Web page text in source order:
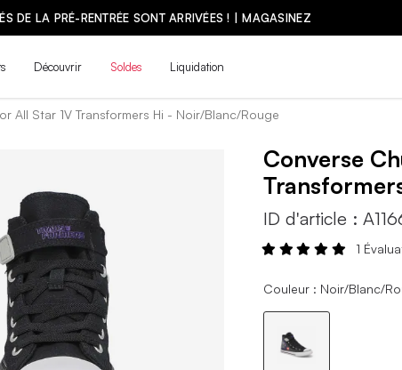
DE LA PRÉ-RENTRÉE SONT ARRIVÉES ! | MAGASINEZ
Découvrir Soldes Liquidation
All Star 1V Transformers Hi - Noir/Blanc/Rouge
Converse
ID d'article :
1
Couleur : Noir/Blanc/